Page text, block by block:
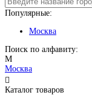
Популярные:
Москва
Поиск по алфавиту:
М
Москва

Каталог товаров